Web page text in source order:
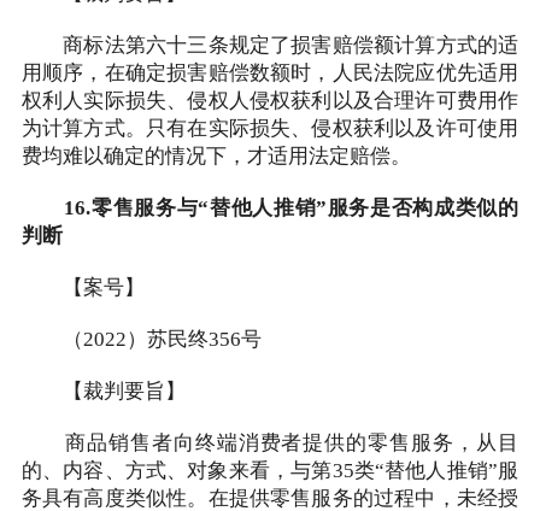
商标法第六十三条规定了损害赔偿额计算方式的适
用顺序，在确定损害赔偿数额时，人民法院应优先适用
权利人实际损失、侵权人侵权获利以及合理许可费用作
为计算方式。只有在实际损失、侵权获利以及许可使用
费均难以确定的情况下，才适用法定赔偿。
16.零售服务与“替他人推销”服务是否构成类似的
判断
【案号】
（2022）苏民终356号
【裁判要旨】
商品销售者向终端消费者提供的零售服务，从目
的、内容、方式、对象来看，与第35类“替他人推销”服
务具有高度类似性。在提供零售服务的过程中，未经授